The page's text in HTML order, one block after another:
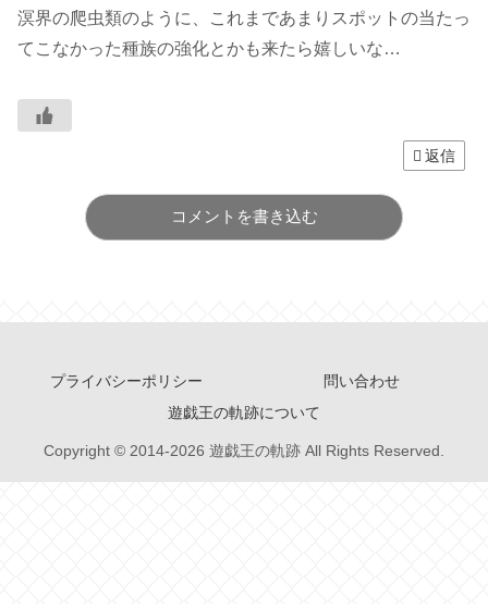
溟界の爬虫類のように、これまであまりスポットの当たっ
てこなかった種族の強化とかも来たら嬉しいな…
返信
コメントを書き込む
プライバシーポリシー
問い合わせ
遊戯王の軌跡について
Copyright © 2014-2026 遊戯王の軌跡 All Rights Reserved.